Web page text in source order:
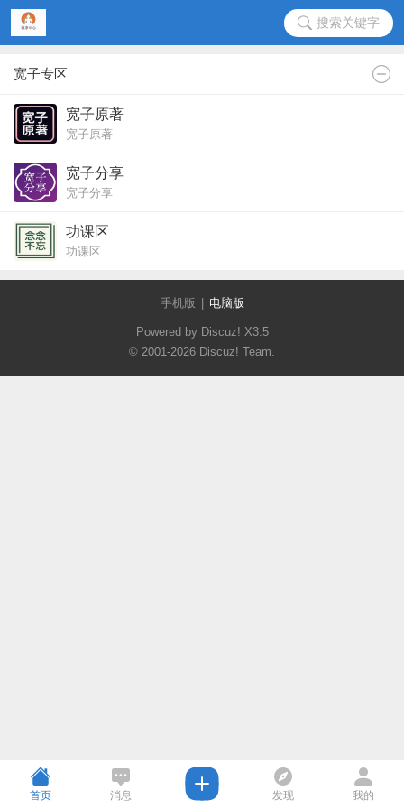
搜索关键字
宽子专区
宽子原著
宽子原著
宽子分享
宽子分享
功课区
功课区
手机版 电脑版
Powered by Discuz! X3.5
© 2001-2026 Discuz! Team.
首页 消息 发现 我的